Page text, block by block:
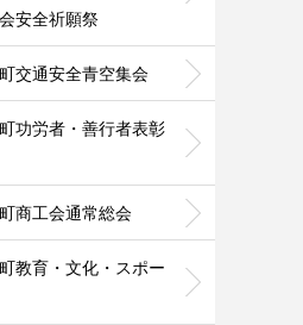
安全祈願祭
交通安全青空集会
功労者・善行者表彰
商工会通常総会
教育・文化・スポー